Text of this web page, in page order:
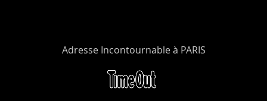
Adresse Incontournable à PARIS